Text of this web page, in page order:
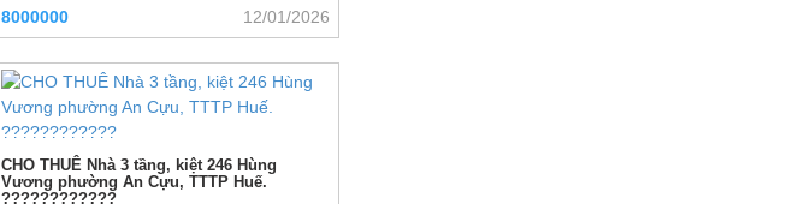
8000000 12/01/2026
CHO THUÊ Nhà 3 tầng, kiệt 246 Hùng
Vương phường An Cựu, TTTP Huế.
????????????